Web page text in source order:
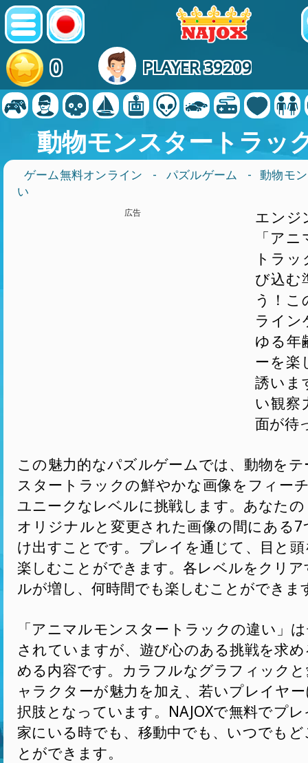
0 PLAYER 39209
動物モンスタートラッ
ゲーム無料オンライン - パズルゲーム
- 動物モ
い
広告
エンジ
「ア
トラ
び込む
う！
ライン
ゆる年
ーを楽
誘いま
い観察
面が待
この魅力的なパズルゲームでは、動物を
スタートラックの鮮やかな画像をフィー
ユニークなレベルに挑戦します。あなた
オリジナルと変更された画像の間にある
け出すことです。プレイを通じて、目と
楽しむことができます。各レベルをクリ
ルが増し、何時間でも楽しむことができま
「アニマルモンスタートラックの違い」
されていますが、遊び心のある挑戦を求
める内容です。カラフルなグラフィック
ャラクターが魅力を加え、若いプレイヤ
択肢となっています。NAJOXで無料でプ
家にいる時でも、移動中でも、いつでも
とができます。